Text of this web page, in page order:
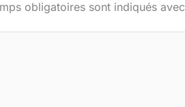
obligatoires sont indiqués avec